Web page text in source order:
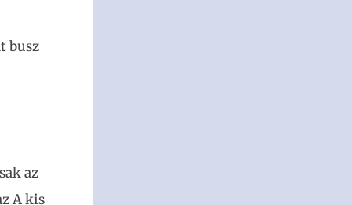
busz
az
A kis